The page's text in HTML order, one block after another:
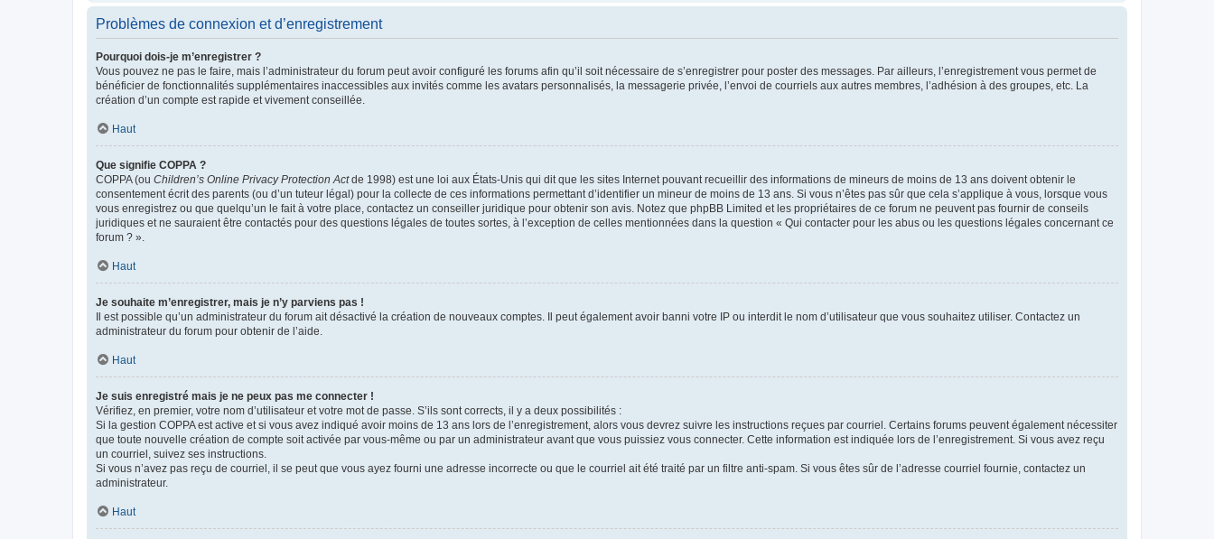
Problèmes de connexion et d’enregistrement
Pourquoi dois-je m’enregistrer ?
Vous pouvez ne pas le faire, mais l’administrateur du forum peut avoir configuré les forums afin qu’il soit nécessaire de s’enregistrer pour poster des messages. Par ailleurs, l’enregistrement vous permet de
bénéficier de fonctionnalités supplémentaires inaccessibles aux invités comme les avatars personnalisés, la messagerie privée, l’envoi de courriels aux autres membres, l’adhésion à des groupes, etc. La
création d’un compte est rapide et vivement conseillée.
Haut
Que signifie COPPA ?
COPPA (ou Children’s Online Privacy Protection Actde 1998) est une loi aux États-Unis qui dit que les sites Internet pouvant recueillir des informations de mineurs de moins de 13 ans doivent obtenir le
consentement écrit des parents (ou d’un tuteur légal) pour la collecte de ces informations permettant d’identifier un mineur de moins de 13 ans. Si vous n’êtes pas sûr que cela s’applique à vous, lorsque vous
vous enregistrez ou que quelqu’un le fait à votre place, contactez un conseiller juridique pour obtenir son avis. Notez que phpBB Limited et les propriétaires de ce forum ne peuvent pas fournir de conseils
juridiques et ne sauraient être contactés pour des questions légales de toutes sortes, à l’exception de celles mentionnées dans la question « Qui contacter pour les abus ou les questions légales concernant ce
forum ? ».
Haut
Je souhaite m’enregistrer, mais je n’y parviens pas !
Il est possible qu’un administrateur du forum ait désactivé la création de nouveaux comptes. Il peut également avoir banni votre IP ou interdit le nom d’utilisateur que vous souhaitez utiliser. Contactez un
administrateur du forum pour obtenir de l’aide.
Haut
Je suis enregistré mais je ne peux pas me connecter !
Vérifiez, en premier, votre nom d’utilisateur et votre mot de passe. S’ils sont corrects, il y a deux possibilités :
Si la gestion COPPA est active et si vous avez indiqué avoir moins de 13 ans lors de l’enregistrement, alors vous devrez suivre les instructions reçues par courriel. Certains forums peuvent également nécessiter
que toute nouvelle création de compte soit activée par vous-même ou par un administrateur avant que vous puissiez vous connecter. Cette information est indiquée lors de l’enregistrement. Si vous avez reçu
un courriel, suivez ses instructions.
Si vous n’avez pas reçu de courriel, il se peut que vous ayez fourni une adresse incorrecte ou que le courriel ait été traité par un filtre anti-spam. Si vous êtes sûr de l’adresse courriel fournie, contactez un
administrateur.
Haut